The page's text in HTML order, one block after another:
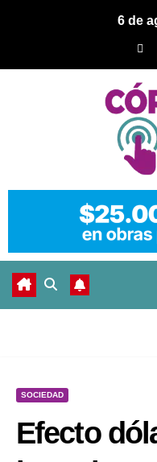
6 de
SOCIEDAD
Efecto